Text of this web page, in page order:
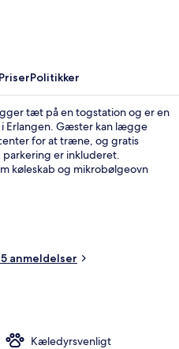
PriserPolitikker
tæt på en togstation og er en
Erlangen. Gæster kan lægge
for at træne, og gratis
er inkluderet.
køleskab og mikrobølgeovn
anmeldelser
Kæledyrsvenligt